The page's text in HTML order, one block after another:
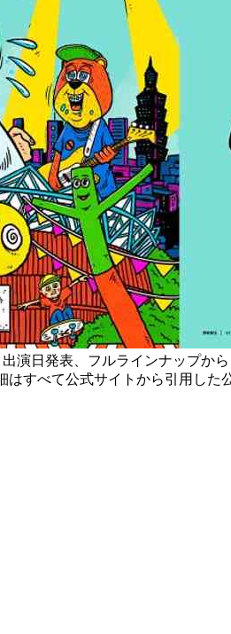
出演日発表、フルラインナップ
すべて公式サイトから引用した